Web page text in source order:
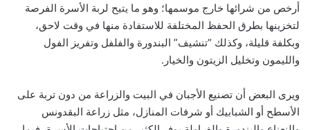
أرخص من شرائها خارج موسمها؛ وهو ما يتيح لربة الأسرة الفرصة
لتخزينها بطرق الحفظ المختلفة للاستفادة منها في وقت لاحق،
وبكلفة قليلة، وكذلك “تنشيف” البندورة والفلفل وتفريز الفول
والليمون وتخليل الزيتون والخيار.
ويرى البعض أن تصنيع الأجبان في البيت والزراعة من دون تربة على
الأسطح أو الشبابيك أو شرفات المنازل، مثل زراعة البقدونس